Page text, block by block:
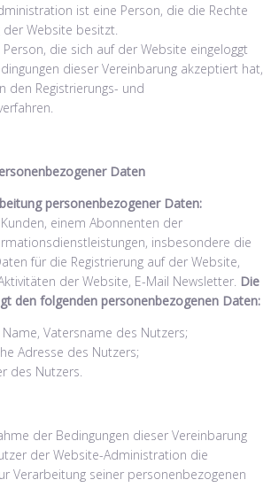
ist eine Person, die die Rechte
Website besitzt.
die sich auf der Website eingeloggt
dieser Vereinbarung akzeptiert hat,
den Registrierungs- und
Daten
personenbezogener Daten:
einem Abonnenten der
insbesondere die
für die Registrierung auf der Website,
der Website, E-Mail Newsletter. Die
den folgenden personenbezogenen Daten:
Vatersname des Nutzers;
Adresse des Nutzers;
des Nutzers.
der Bedingungen dieser Vereinbarung
der Website-Administration die
Verarbeitung seiner personenbezogenen